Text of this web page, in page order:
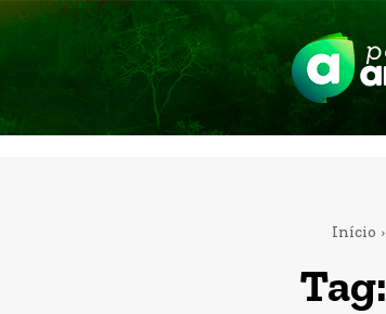
Início
Tag: